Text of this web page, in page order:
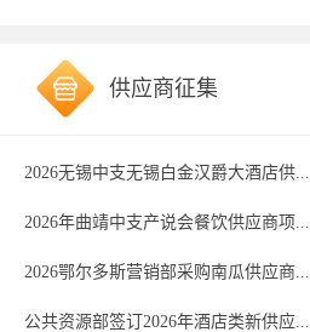
供应商征集
2026无锡中支无锡白金汉爵大酒店供...
2026年曲靖中支产说会餐饮供应商项...
2026鄂尔多斯营销部采购南瓜供应商...
公共资源部签订2026年酒店类新供应...